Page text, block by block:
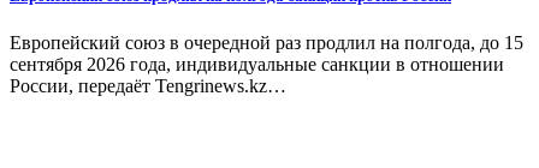
Европейский союз в очередной раз продлил на полгода, до 15
сентября 2026 года, индивидуальные санкции в отношении
России, передаёт Tengrinews.kz…